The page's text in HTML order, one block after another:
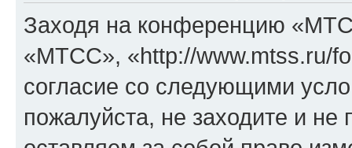
Заходя на конференцию
«МТСС», «http://www.mtss.ru/
согласие со следующими
пожалуйста, не заходите и